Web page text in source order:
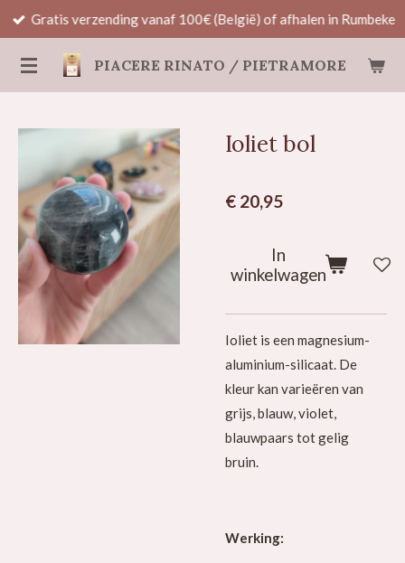
Ga
naar
de
PIACERE RINATO / PIETRAMORE
Gratis verzending vanaf 100€ (België) of afhalen in Rumbeke
Ioliet bol
€ 20,95
In
winkelwagen
Ioliet is een magnesium-
aluminium-silicaat. De
kleur kan varieëren van
grijs, blauw, violet,
blauwpaars tot gelig
bruin.
Werking: